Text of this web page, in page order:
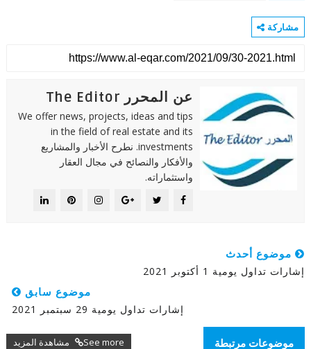
مشاركة
عن المحرر The Editor
We offer news, projects, ideas and tips
in the field of real estate and its
investments. نطرح الأخبار والمشاريع
والأفكار والنصائح في مجال العقار
واستثماراته.
موضوع أحدث
إشارات تداول يومية 1 أكتوبر 2021
موضوع سابق
إشارات تداول يومية 29 سبتمبر 2021
موضوعات مرتبطة See more مشاهدة المزيد